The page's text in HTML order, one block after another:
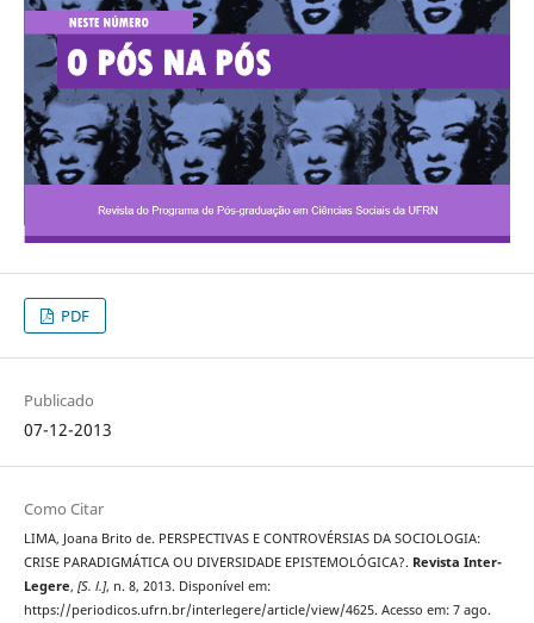
PDF
Publicado
07-12-2013
Como Citar
LIMA, Joana Brito de. PERSPECTIVAS E CONTROVÉRSIAS DA SOCIOLOGIA:
CRISE PARADIGMÁTICA OU DIVERSIDADE EPISTEMOLÓGICA?. Revista Inter-
Legere, [S. l.], n. 8, 2013. Disponível em:
https://periodicos.ufrn.br/interlegere/article/view/4625. Acesso em: 7 ago.